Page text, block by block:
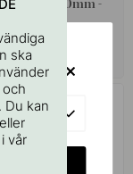
- 160mm -
ska
Du kan
vår